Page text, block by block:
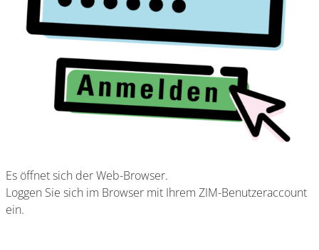
Es öffnet sich der Web-Browser.
Loggen Sie sich im Browser mit Ihrem ZIM-Benutzeraccount
ein.